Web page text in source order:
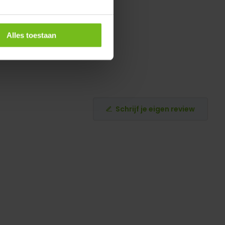
Alles toestaan
Schrijf je eigen review